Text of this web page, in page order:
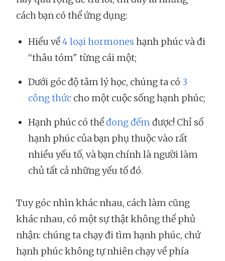
cách bạn có thể ứng dụng:
Hiểu về4 loại hormones hạnh phúc và đi
“thâu tóm" từng cái một;
Dưới góc độ tâm lý học, chúng ta có 3
công thức cho một cuộc sống hạnh phúc;
Hạnh phúc có thểđong đếm được! Chỉ số
hạnh phúc của bạn phụ thuộc vào rất
nhiều yếu tố, và bạn chính là người làm
chủ tất cả những yếu tố đó.
Tuy góc nhìn khác nhau, cách làm cũng
khác nhau, có một sự thật không thể phủ
nhận: chúng ta chạy đi tìm hạnh phúc, chứ
hạnh phúc không tự nhiên chạy về phía